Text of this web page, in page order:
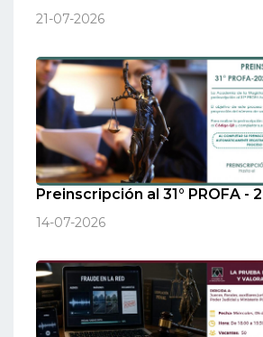
21-07-2026
Preinscripción al 31° PROFA -
14-07-2026